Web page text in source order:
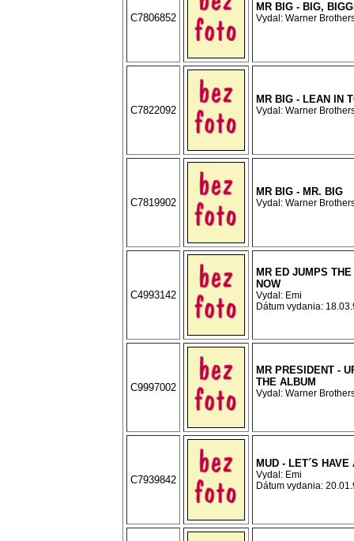
C7806852
MR BIG - BIG,
Vydal: Warner
C7822092
MR BIG - LEAN IN
Vydal: Warner
C7819902
MR BIG - MR. BIG
Vydal: Warner
C4993142
MR ED JUMPS
NOW
Vydal: Emi
Dátum vydania:
C9997002
MR PRESIDENT -
THE ALBUM
Vydal: Warner
C7939842
MUD - LET´S HAVE
Vydal: Emi
Dátum vydania: